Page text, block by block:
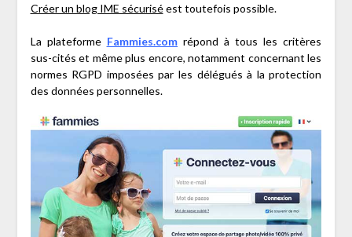
Créer un blog IME sécuriséest toutefois possible.
La plateforme Fammies.comrépond à tous les critères
sus-cités et même plus encore, notamment concernant les
normes RGPD imposées par les délégués à la protection
des données personnelles.